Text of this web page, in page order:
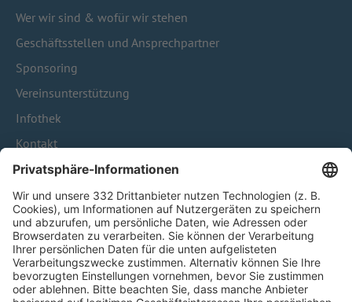
Wer wir sind & wofür wir stehen
Geschäftsstellen und Ansprechpartner
Sponsoring
Vereinsunterstützung
Infothek
Kontakt
HÄUFIG BESUCHTE SEITEN
Pässe und Vereinswechsel
Trainerausbildung
Schulungsangebot Vereinsmitarbeiter
BFV-Geschäftsstellen